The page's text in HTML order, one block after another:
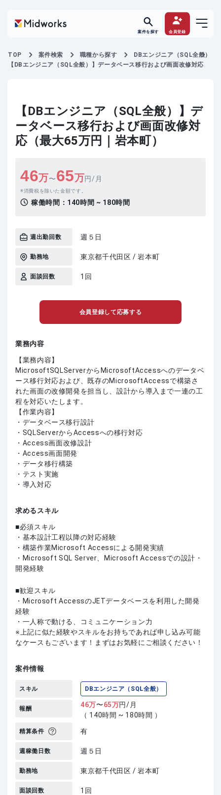
案件を探す 会員登録
TOP 案件検索 職種から探す
DBエンジニア（SQL全般）
【DBエンジニア（SQL全般）】データベース移行および画面改修対応
【DBエンジニア（SQL全般）】デ
ータベース移行および画面改修対
応（最大65万円｜岩本町）
46万〜65万円/月
消費税を除いた金額です。
稼働時間： 140時間 ~ 180時間
週出勤回数 週５日
勤務地 東京都千代田区 / 岩本町
面談回数 1回
会員登録して応募する
業務内容
【業務内容】
MicrosoftSQLServerからMicrosoftAccessへのデータベ
ース移行対応および、既存のMicrosoftAccessで構築さ
れた画面の改修開発を担当し、設計から導入まで一連の工
程を対応いたします。
【作業内容】
・データベース移行設計
・SQLServerからAccessへの移行対応
・Access画面改修設計
・Access画面開発
・データ移行構築
・テスト実施
・導入対応
求めるスキル
必須スキル
・基本設計工程以降の対応経験
・構築作業Microsoft Accessによる開発実績
・Microsoft SQL Server、Microsoft Accessでの設計・
開発経験
歓迎スキル
・Microsoft AccessのJETデータベースを利用した開発
経験
・一人称で動ける、コミュニケーション力
上記に似た経験やスキルをお持ちであれば申し込み可能
なケースもございます！まずはお気軽にご相談ください！
案件情報
スキル DBエンジニア（SQL全般）
報酬 46万〜65万円/月
（ 140時間 ~ 180時間 ）
精算条件 有
週稼働日数 週５日
勤務地 東京都千代田区 / 岩本町
面談回数 1回